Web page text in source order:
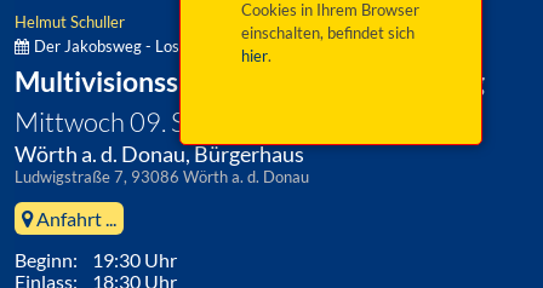
Cookies in Ihrem Browser
einschalten, befindet sich
hier.
Helmut Schuller
Der Jakobsweg - Losfahren und erwartet werden:
Multivisionsshow über den Jakobsweg
Mittwoch 09. September 2026
Wörth a. d. Donau, Bürgerhaus
Ludwigstraße 7, 93086 Wörth a. d. Donau
Anfahrt ...
Beginn: 19:30 Uhr
Einlass: 18:30 Uhr